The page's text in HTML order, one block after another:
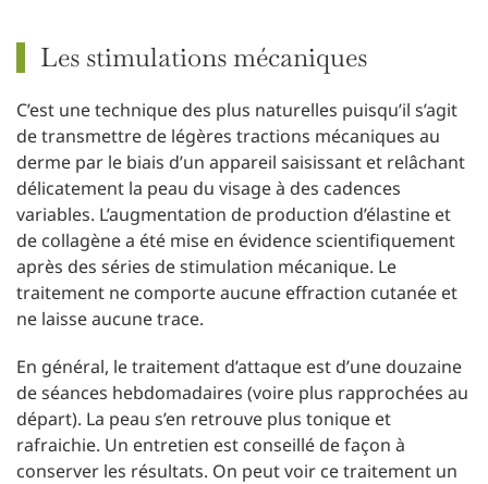
Les stimulations mécaniques
C’est une technique des plus naturelles puisqu’il s’agit
de transmettre de légères tractions mécaniques au
derme par le biais d’un appareil saisissant et relâchant
délicatement la peau du visage à des cadences
variables. L’augmentation de production d’élastine et
de collagène a été mise en évidence scientifiquement
après des séries de stimulation mécanique. Le
traitement ne comporte aucune effraction cutanée et
ne laisse aucune trace.
En général, le traitement d’attaque est d’une douzaine
de séances hebdomadaires (voire plus rapprochées au
départ). La peau s’en retrouve plus tonique et
rafraichie. Un entretien est conseillé de façon à
conserver les résultats. On peut voir ce traitement un